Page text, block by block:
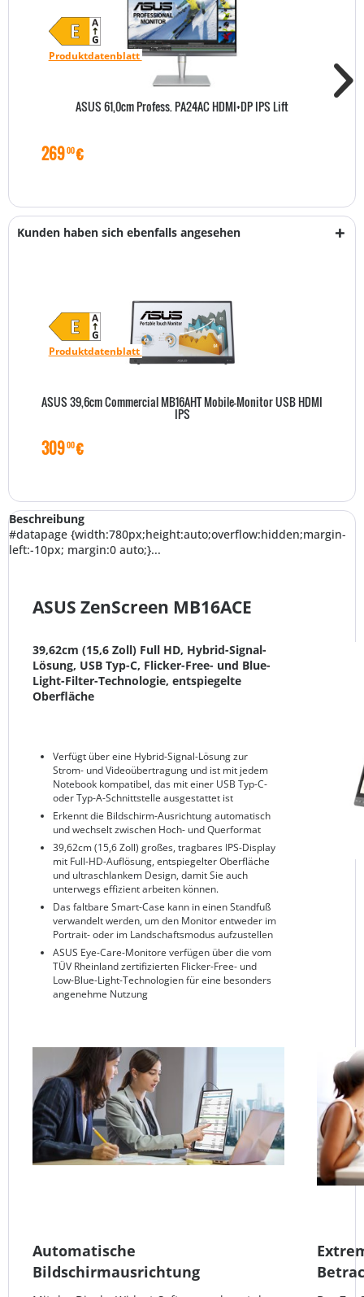
Produktdatenblatt
ASUS 61,0cm Profess. PA24AC HDMI+DP IPS Lift
26900€
Kunden haben sich ebenfalls angesehen
Produktdatenblatt
ASUS 39,6cm Commercial MB16AHT Mobile-Monitor USB HDMI
IPS
30900€
Beschreibung
#datapage {width:780px;height:auto;overflow:hidden;margin-
left:-10px; margin:0 auto;}...
ASUS ZenScreen MB16ACE
39,62cm (15,6 Zoll) Full HD, Hybrid-Signal-
Lösung, USB Typ-C, Flicker-Free- und Blue-
Light-Filter-Technologie, entspiegelte
Oberfläche
Verfügt über eine Hybrid-Signal-Lösung zur
Strom- und Videoübertragung und ist mit jedem
Notebook kompatibel, das mit einer USB Typ-C-
oder Typ-A-Schnittstelle ausgestattet ist
Erkennt die Bildschirm-Ausrichtung automatisch
und wechselt zwischen Hoch- und Querformat
39,62cm (15,6 Zoll) großes, tragbares IPS-Display
mit Full-HD-Auflösung, entspiegelter Oberfläche
und ultraschlankem Design, damit Sie auch
unterwegs effizient arbeiten können.
Das faltbare Smart-Case kann in einen Standfuß
verwandelt werden, um den Monitor entweder im
Portrait- oder im Landschaftsmodus aufzustellen
ASUS Eye-Care-Monitore verfügen über die vom
TÜV Rheinland zertifizierten Flicker-Free- und
Low-Blue-Light-Technologien für eine besonders
angenehme Nutzung
Automatische
Bildschirmausrichtung